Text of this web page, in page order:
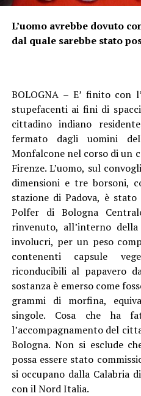
L’uomo avrebbe dovuto
dal quale sarebbe stato
BOLOGNA – E’ finito con
stupefacenti ai fini di
cittadino indiano
fermato dagli uomini
Monfalcone nel corso di un
Firenze. L’uomo, sul
dimensioni e tre borsoni,
stazione di Padova, è
Polfer di Bologna
rinvenuto, all’interno
involucri, per un peso
contenenti capsule
riconducibili al papavero
sostanza è emerso come
grammi di morfina,
singole. Cosa che ha
l’accompagnamento del
Bologna. Non si esclude
possa essere stato
si occupano dalla Calabria
con il Nord Italia.